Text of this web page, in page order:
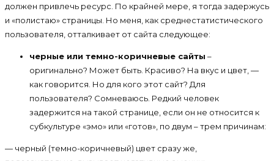
должен привлечь ресурс. По крайней мере, я тогда задержусь
и «полистаю» страницы. Но меня, как среднестатистического
пользователя, отталкивает от сайта следующее:
черные или темно-коричневые сайты –
оригинально? Может быть. Красиво? На вкус и цвет, —
как говорится. Но для кого этот сайт? Для
пользователя? Сомневаюсь. Редкий человек
задержится на такой странице, если он не относится к
субкультуре «эмо» или «готов», по двум – трем причинам:
— черный (темно-коричневый) цвет сразу же,